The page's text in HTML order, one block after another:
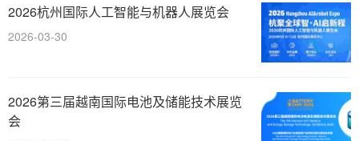
2026杭州国际人工智能与机器人展览会
2026-03-30
2026第三届越南国际电池及储能技术展览
会